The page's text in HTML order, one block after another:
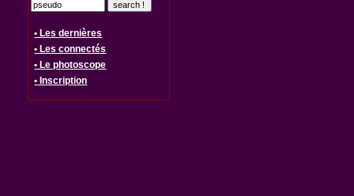
• Les dernières
• Les connectés
• Le photoscope
• Inscription